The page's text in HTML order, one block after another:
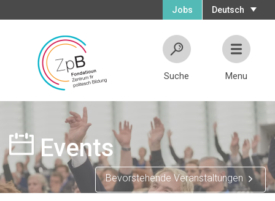
Deutsch
Jobs
Suche Menu
Events
Bevorstehende Veranstaltungen